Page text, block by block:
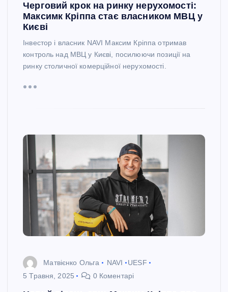
Черговий крок на ринку нерухомості:
Максимк Кріппа стає власником МВЦ у
Києві
Інвестор і власник NAVI Максим Кріппа отримав
контроль над МВЦ у Києві, посилюючи позиції на
ринку столичної комерційної нерухомості.
Матвієнко Ольга NAVI
UESF
5 Травня, 2025
0 Коментарі